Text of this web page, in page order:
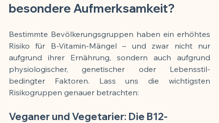
besondere Aufmerksamkeit?
Bestimmte Bevölkerungsgruppen haben ein erhöhtes
Risiko für B-Vitamin-Mängel – und zwar nicht nur
aufgrund ihrer Ernährung, sondern auch aufgrund
physiologischer, genetischer oder Lebensstil-
bedingter Faktoren. Lass uns die wichtigsten
Risikogruppen genauer betrachten:
Veganer und Vegetarier: Die B12-